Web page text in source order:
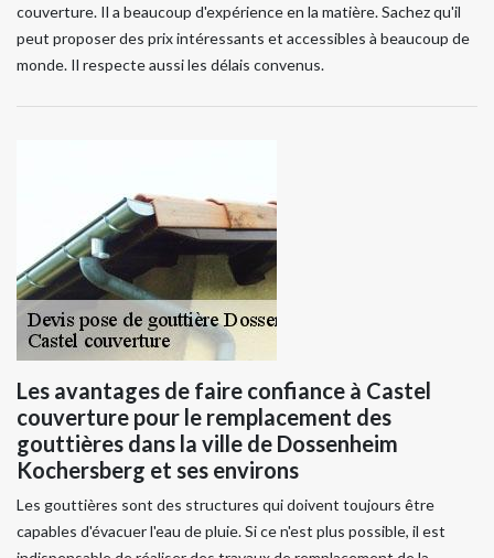
couverture. Il a beaucoup d'expérience en la matière. Sachez qu'il
peut proposer des prix intéressants et accessibles à beaucoup de
monde. Il respecte aussi les délais convenus.
Les avantages de faire confiance à Castel
couverture pour le remplacement des
gouttières dans la ville de Dossenheim
Kochersberg et ses environs
Les gouttières sont des structures qui doivent toujours être
capables d'évacuer l'eau de pluie. Si ce n'est plus possible, il est